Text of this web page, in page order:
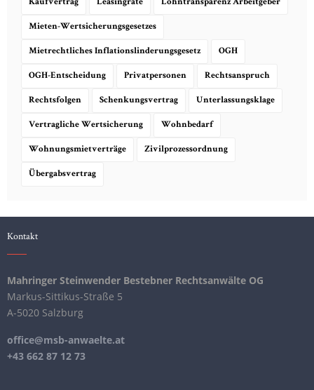
Kaufvertrag Leasingrate Lohntransparenz Arbeitgeber
Mieten-Wertsicherungsgesetzes
Mietrechtliches Inflationslinderungsgesetz OGH
OGH-Entscheidung Privatpersonen Rechtsanspruch
Rechtsfolgen Schenkungsvertrag Unterlassungsklage
Vertragliche Wertsicherung Wohnbedarf
Wohnungsmietverträge Zivilprozessordnung
Übergabsvertrag
Kontakt
Mahringer Steinwender Bestebner Rechtsanwälte OG
Markus-Sittikus-Straße 5
A-5020 Salzburg
office@msb-anwaelte.at
+43 662 87 12 73